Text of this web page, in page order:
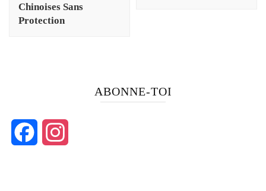
Chinoises Sans
Protection
ABONNE-TOI
Facebook